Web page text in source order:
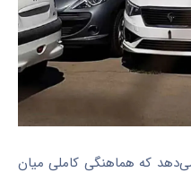
که هماهنگی کاملی میان